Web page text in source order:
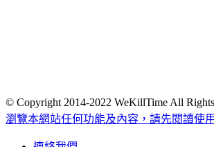
© Copyright 2014-2022 WeKillTime All Rights
瀏覽本網站任何功能及內容，請先閱讀使